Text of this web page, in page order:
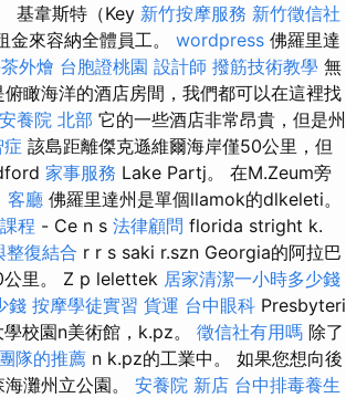
基韋斯特（Key 新竹按摩服務 新竹徵信社
來容納全體員工。 wordpress 佛羅里達
外燴 台胞證桃園 設計師 撥筋技術教學 無
瞰海洋的酒店房間，我們都可以在這裡找
安養院 北部 它的一些酒店非常昂貴，但是州
症 該島距離傑克遜維爾海岸僅50公里，但
家事服務 Lake Partj。 在M.Zeum旁
客廳 佛羅里達州是單個llamok的dlkeleti。
程 - Ce n s 法律顧問 florida stright k.
整復結合 r r s saki r.szn Georgia的阿拉巴
里。 Z p lelettek 居家清潔一小時多少錢
錢 按摩學徒實習 貨運 台中眼科 Presbyteri
校園n美術館，k.pz。 徵信社有用嗎 除了
隊的推薦 n k.pz的工業中。 如果您想向後
灘州立公園。 安養院 新店 台中排毒養生